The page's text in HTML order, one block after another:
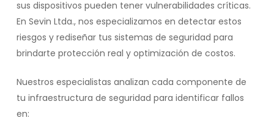
sus dispositivos pueden tener vulnerabilidades críticas.
En Sevin Ltda., nos especializamos en detectar estos
riesgos y rediseñar tus sistemas de seguridad para
brindarte protección real y optimización de costos.
Nuestros especialistas analizan cada componente de
tu infraestructura de seguridad para identificar fallos
en: